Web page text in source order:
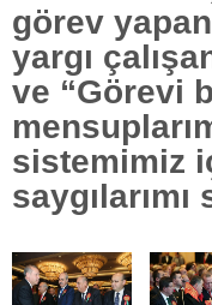
görev
yargı
ve “Görevi
sistemimiz